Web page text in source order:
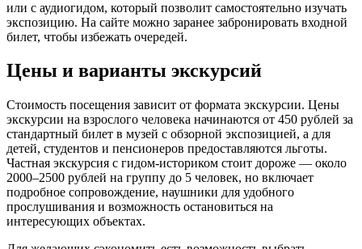
или с аудиогидом, который позволит самостоятельно изучать
экспозицию. На сайте можно заранее забронировать входной
билет, чтобы избежать очередей.
Цены и варианты экскурсий
Стоимость посещения зависит от формата экскурсии. Цены
экскурсии на взрослого человека начинаются от 450 рублей за
стандартный билет в музей с обзорной экспозицией, а для
детей, студентов и пенсионеров предоставляются льготы.
Частная экскурсия с гидом-историком стоит дороже — около
2000–2500 рублей на группу до 5 человек, но включает
подробное сопровождение, наушники для удобного
прослушивания и возможность остановиться на
интересующих объектах.